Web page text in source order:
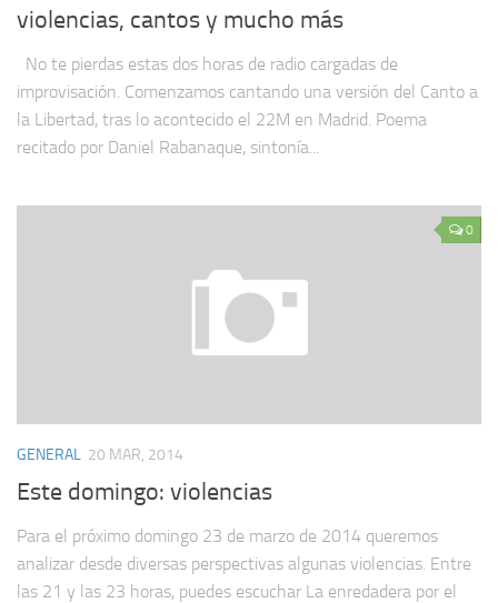
violencias, cantos y mucho más
No te pierdas estas dos horas de radio cargadas de
improvisación. Comenzamos cantando una versión del Canto a
la Libertad, tras lo acontecido el 22M en Madrid. Poema
recitado por Daniel Rabanaque, sintonía...
0
GENERAL 20 MAR, 2014
Este domingo: violencias
Para el próximo domingo 23 de marzo de 2014 queremos
analizar desde diversas perspectivas algunas violencias. Entre
las 21 y las 23 horas, puedes escuchar La enredadera por el